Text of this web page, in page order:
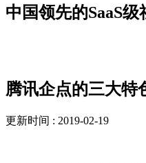
中国领先的SaaS
腾讯企点的三大特
更新时间 : 2019-02-19